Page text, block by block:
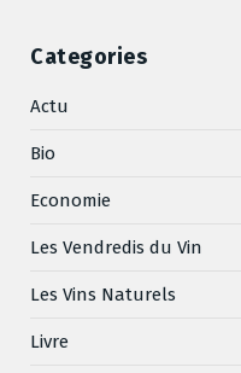
Categories
Actu
Bio
Economie
Les Vendredis du Vin
Les Vins Naturels
Livre